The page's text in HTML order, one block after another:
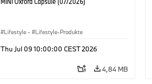
Lifestyle · Lifestyle-Produkte
Thu Jul 09 10:00:00 CEST 2026
4,84 MB